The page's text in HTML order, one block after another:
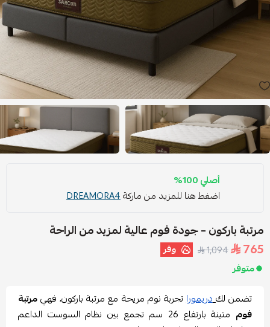
أصلي 100%
اضغط هنا للمزيد من ماركةDREAMORA4
مرتبة باركون – جودة فوم عالية لمزيد من الراحة
765
1,094 وفر
متوفر
تضمن لكدريموراتجربة نوم مريحة مع مرتبة باركون، فهيمرتبة
فوم
متينة بارتفاع 26 سم تجمع بين نظام السوست الداعم